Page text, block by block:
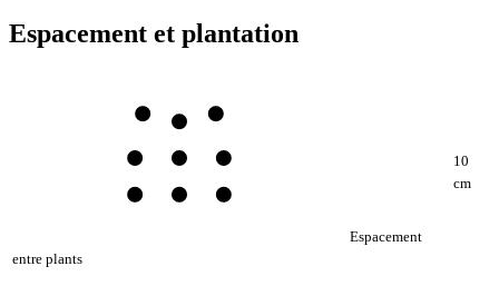
Espacement et plantation
Espacement
entre plants
10
cm